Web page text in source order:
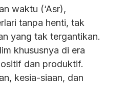
waktu (‘Asr),
tanpa henti, tak
yang tak tergantikan.
khususnya di era
dan produktif.
kesia-siaan, dan